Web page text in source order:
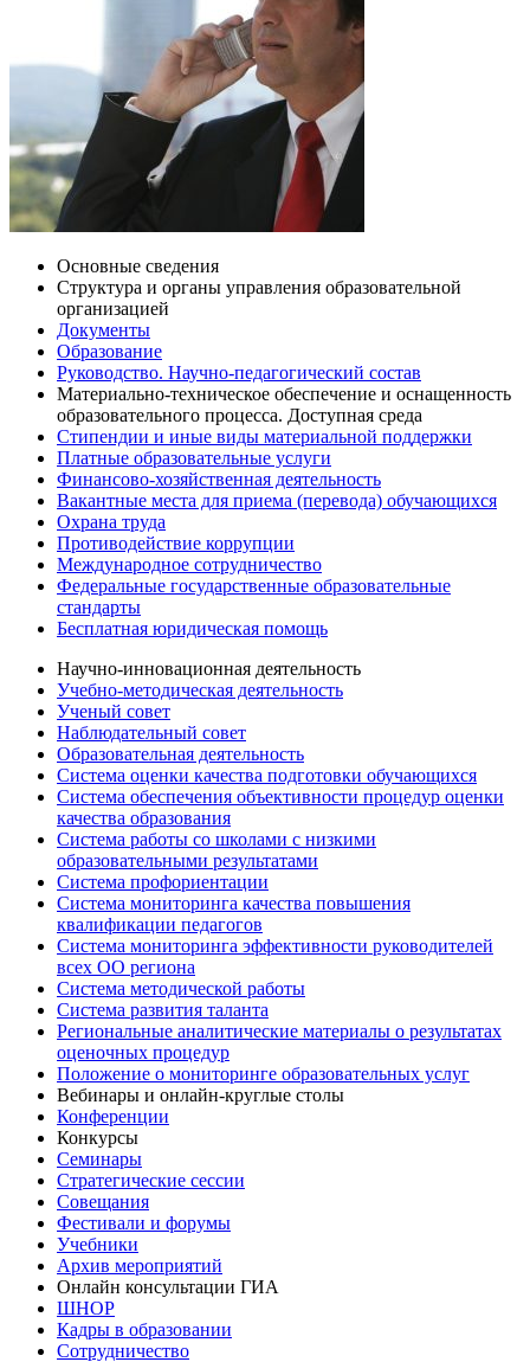
Основные сведения
Структура и органы управления образовательной
организацией
Документы
Образование
Руководство. Научно-педагогический состав
Материально-техническое обеспечение и оснащенность
образовательного процесса. Доступная среда
Стипендии и иные виды материальной поддержки
Платные образовательные услуги
Финансово-хозяйственная деятельность
Вакантные места для приема (перевода) обучающихся
Охрана труда
Противодействие коррупции
Международное сотрудничество
Федеральные государственные образовательные
стандарты
Бесплатная юридическая помощь
Научно-инновационная деятельность
Учебно-методическая деятельность
Ученый совет
Наблюдательный совет
Образовательная деятельность
Система оценки качества подготовки обучающихся
Система обеспечения объективности процедур оценки
качества образования
Система работы со школами с низкими
образовательными результатами
Система профориентации
Система мониторинга качества повышения
квалификации педагогов
Система мониторинга эффективности руководителей
всех ОО региона
Система методической работы
Система развития таланта
Региональные аналитические материалы о результатах
оценочных процедур
Положение о мониторинге образовательных услуг
Вебинары и онлайн-круглые столы
Конференции
Конкурсы
Семинары
Стратегические сессии
Совещания
Фестивали и форумы
Учебники
Архив мероприятий
Онлайн консультации ГИА
ШНОР
Кадры в образовании
Сотрудничество